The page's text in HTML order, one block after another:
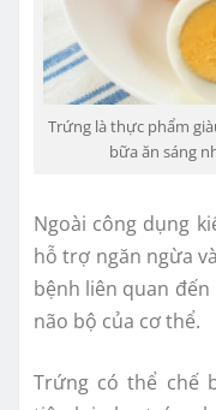
Trứng là thực phẩm
bữa ăn sáng
Ngoài công dụng
hỗ trợ ngăn ngừa
bệnh liên quan
não bộ của cơ thể.
Trứng có thể chế